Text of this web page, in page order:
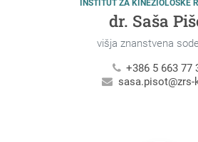
INŠTITUT ZA KINEZIOLOŠKE
dr. Saša
višja znanstvena
+386 5 663 77
sasa.pisot@zrs-